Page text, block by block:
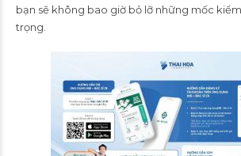
bạn sẽ không bao giờ bỏ lỡ những mốc
trọng.